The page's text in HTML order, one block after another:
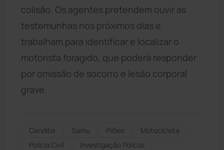
colisão. Os agentes pretendem ouvir as
testemunhas nos próximos dias e
trabalham para identificar e localizar o
motorista foragido, que poderá responder
por omissão de socorro e lesão corporal
grave.
Candiba Samu Pilões
Motocicleta
Polícia Civil
Investigação Policial